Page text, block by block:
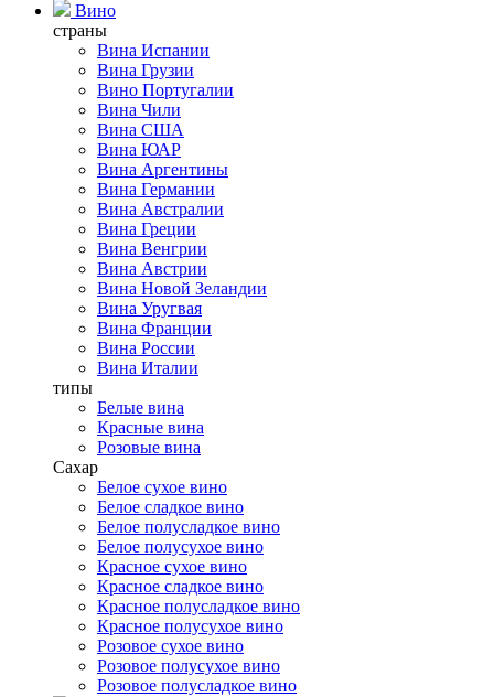
Вино
страны
Вина Испании
Вина Грузии
Вино Португалии
Вина Чили
Вина США
Вина ЮАР
Вина Аргентины
Вина Германии
Вина Австралии
Вина Греции
Вина Венгрии
Вина Австрии
Вина Новой Зеландии
Вина Уругвая
Вина Франции
Вина России
Вина Италии
типы
Белые вина
Красные вина
Розовые вина
Сахар
Белое сухое вино
Белое сладкое вино
Белое полусладкое вино
Белое полусухое вино
Красное сухое вино
Красное сладкое вино
Красное полусладкое вино
Красное полусухое вино
Розовое сухое вино
Розовое полусухое вино
Розовое полусладкое вино